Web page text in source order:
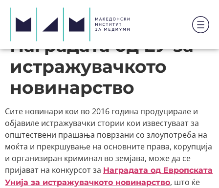
Наградата од ЕУ за
истражувачкото
новинарство
Сите новинари кои во 2016 година продуцирале и
објавиле истражувачки стории кои известуваат за
општествени прашања поврзани со злоупотреба на
моќта и прекршување на основните права, корупција
и организиран криминал во земјава, може да се
пријават на конкурсот за Наградата од Европската
Унија за истражувачкото новинарство, што ќе